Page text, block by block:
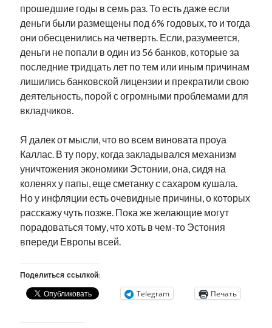
прошедшие годы в семь раз. То есть даже если
деньги были размещены под 6% годовых, то и тогда
они обесценились на четверть. Если, разумеется,
деньги не попали в один из 56 банков, которые за
последние тридцать лет по тем или иным причинам
лишились банковской лицензии и прекратили свою
деятельность, порой с огромными проблемами для
вкладчиков.
Я далек от мысли, что во всем виновата проуа
Каллас. В ту пору, когда закладывался механизм
уничтожения экономики Эстонии, она, сидя на
коленях у папы, еще сметанку с сахаром кушала.
Но у инфляции есть очевидные причины, о которых
расскажу чуть позже. Пока же желающие могут
порадоваться тому, что хоть в чем-то Эстония
впереди Европы всей.
Поделиться ссылкой:
Telegram Печать